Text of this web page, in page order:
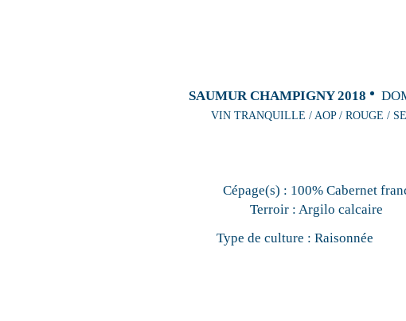
SAUMUR CHAMPIGNY 2018
VIN TRANQUILLE / AOP / ROUGE /
Cépage(s) : 100% Cabernet
Terroir : Argilo calcaire
Type de culture : Raisonnée